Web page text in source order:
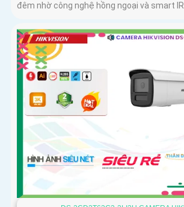
đêm nhờ công nghệ hồng ngoại và smart